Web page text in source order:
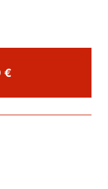
Comprar por 29,99 €